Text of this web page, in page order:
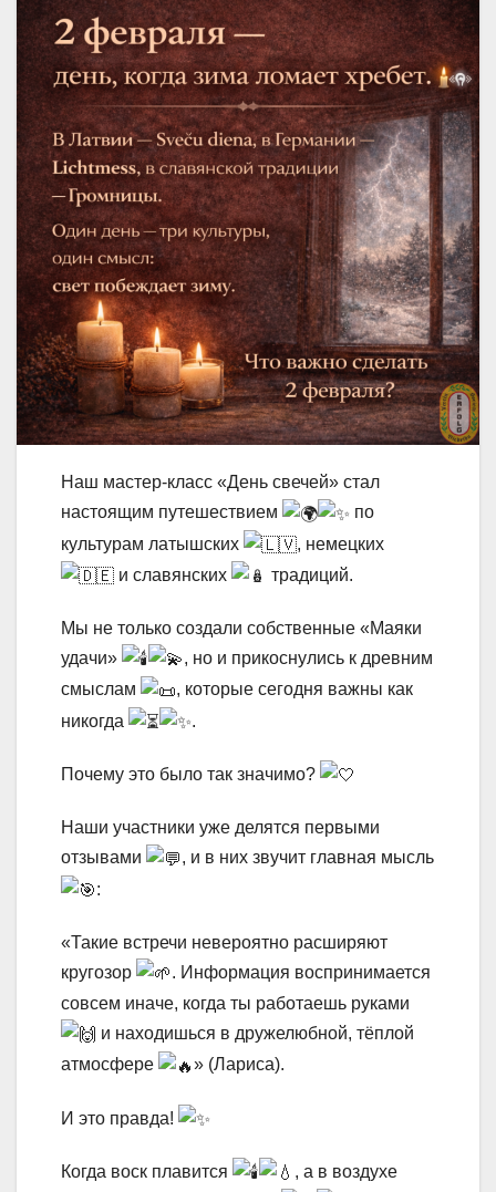
Наш мастер-класс «День свечей» стал
настоящим путешествием
по
культурам латышских
, немецких
и славянских
традиций.
Мы не только создали собственные «Маяки
удачи»
, но и прикоснулись к древним
смыслам
, которые сегодня важны как
никогда
.
Почему это было так значимо?
Наши участники уже делятся первыми
отзывами
, и в них звучит главная мысль
:
«Такие встречи невероятно расширяют
кругозор
. Информация воспринимается
совсем иначе, когда ты работаешь руками
и находишься в дружелюбной, тёплой
атмосфере
» (Лариса).
И это правда!
Когда воск плавится
, а в воздухе